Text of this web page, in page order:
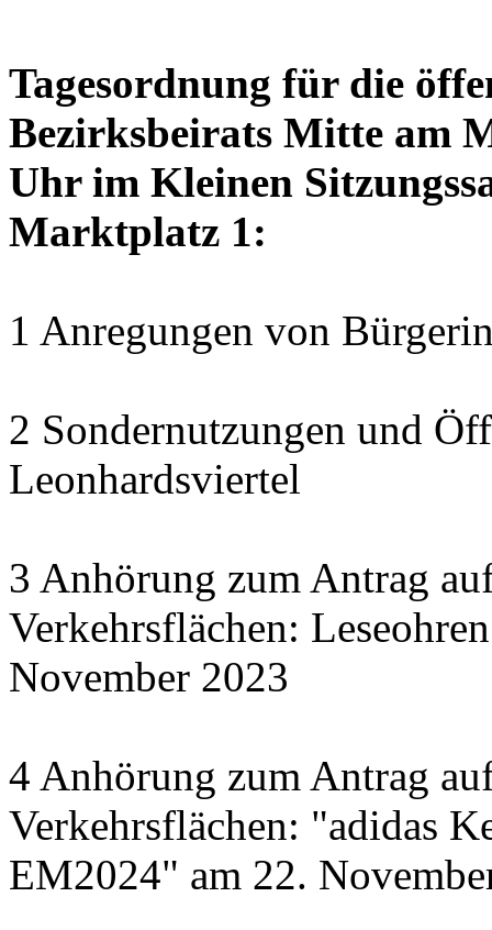
Tagesordnung für die
Bezirksbeirats Mitte am
Uhr im Kleinen
Marktplatz 1:
1 Anregungen von
2 Sondernutzungen und
Leonhardsviertel
3 Anhörung zum Antrag
Verkehrsflächen:
November 2023
4 Anhörung zum Antrag
Verkehrsflächen: "adidas
EM2024" am 22.